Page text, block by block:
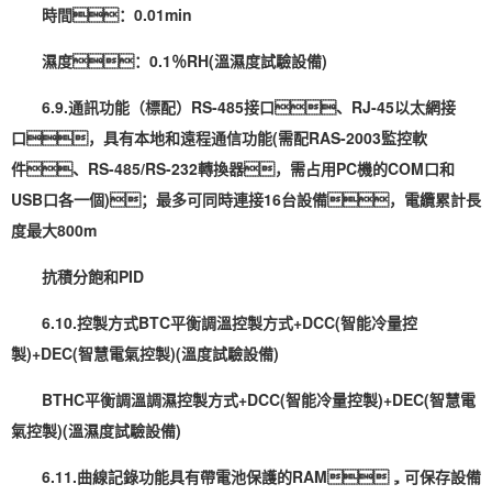
時間：0.01min
濕度：0.1％RH(溫濕度試驗設備)
6.9.通訊功能（標配）RS-485接口、RJ-45以太網接
口，具有本地和遠程通信功能(需配RAS-2003監控軟
件、RS-485/RS-232轉換器，需占用PC機的COM口和
USB口各一個)；最多可同時連接16台設備，電纜累計長
度最大800m
抗積分飽和PID
6.10.控製方式BTC平衡調溫控製方式+DCC(智能冷量控
製)+DEC(智慧電氣控製)(溫度試驗設備)
BTHC平衡調溫調濕控製方式+DCC(智能冷量控製)+DEC(智慧電
氣控製)(溫濕度試驗設備)
6.11.曲線記錄功能具有帶電池保護的RAM，可保存設備